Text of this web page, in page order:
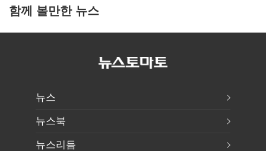
함께 볼만한 뉴스
뉴스
뉴스북
뉴스리듬